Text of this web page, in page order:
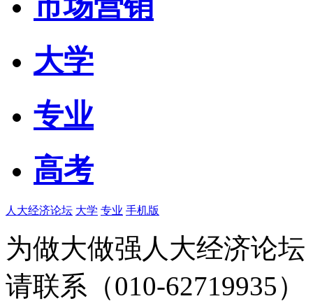
大学
专业
高考
人大经济论坛 大学 专业 手机版
为做大做强人大经济论
请联系（010-62719935）